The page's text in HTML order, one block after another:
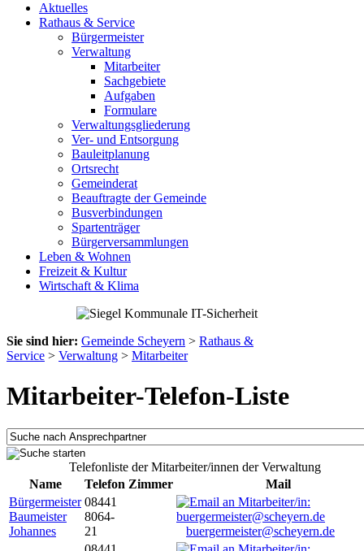
Aktuelles
Rathaus & Service
Bürgermeister
Verwaltung
Mitarbeiter
Sachgebiete
Aufgaben
Formulare
Verwaltungsgliederung
Ver- und Entsorgung
Bauleitplanung
Ortsrecht
Gemeinderat
Beauftragte der Gemeinde
Busverbindungen
Spartenträger
Bürgerversammlungen
Leben & Wohnen
Freizeit & Kultur
Wirtschaft & Klima
Sie sind hier: Gemeinde Scheyern > Rathaus &
Service > Verwaltung > Mitarbeiter
Mitarbeiter-Telefon-Liste
Telefonliste der Mitarbeiter/innen der Verwaltung
Name
Telefon Zimmer
Mail
Bürgermeister
Baumeister
Johannes
08441
8064-
21
buergermeister@scheyern.de